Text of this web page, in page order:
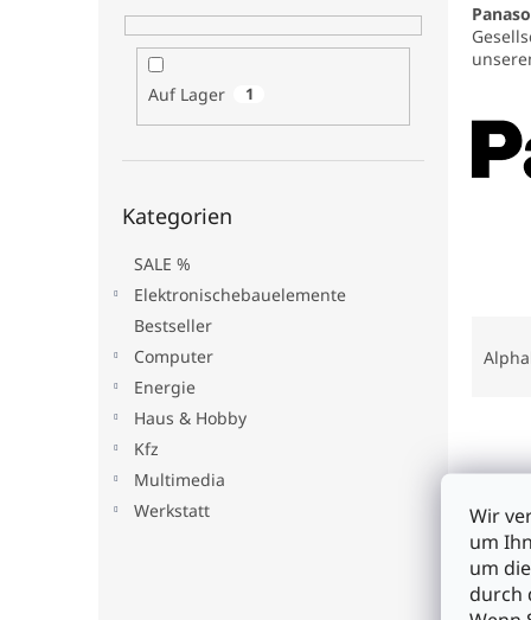
Wir
um
um
durch
Auf Lager 1
überspringen
Kategorien
SALE %
Elektronischebauelemente
Bestseller
Computer
Energie
Haus & Hobby
Kfz
Multimedia
Werkstatt
k
t
s
o
r
t
i
s
t
e
d
e
r